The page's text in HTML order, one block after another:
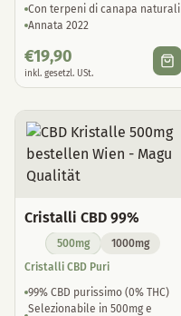
Con terpeni di canapa naturali
Annata 2022
€19,90
inkl. gesetzl. USt.
Cristalli CBD 99%
500mg
1000mg
Cristalli CBD Puri
99% CBD purissimo (0% THC)
Selezionabile in 500mg e